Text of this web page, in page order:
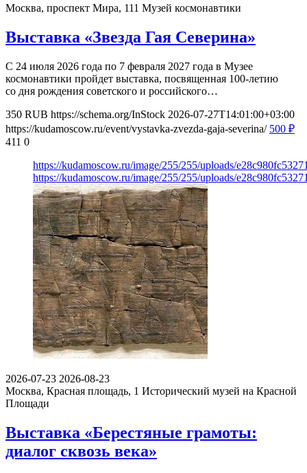
Москва, проспект Мира, 111 Музей космонавтики
Выставка «Звезда Гая Северина»
С 24 июля 2026 года по 7 февраля 2027 года в Музее
космонавтики пройдет выставка, посвященная 100-летию
со дня рождения советского и российского…
350 RUB https://schema.org/InStock 2026-07-27T14:01:00+03:00
https://kudamoscow.ru/event/vystavka-zvezda-gaja-severina/ 500 ₽
411 0
https://kudamoscow.ru/image/255/255/uploads/
https://kudamoscow.ru/image/255/255/uploads/
2026-07-23 2026-08-23
Москва, Красная площадь, 1 Исторический музей на Красной
Площади
Выставка «Берестяные грамоты:
диалог сквозь века»